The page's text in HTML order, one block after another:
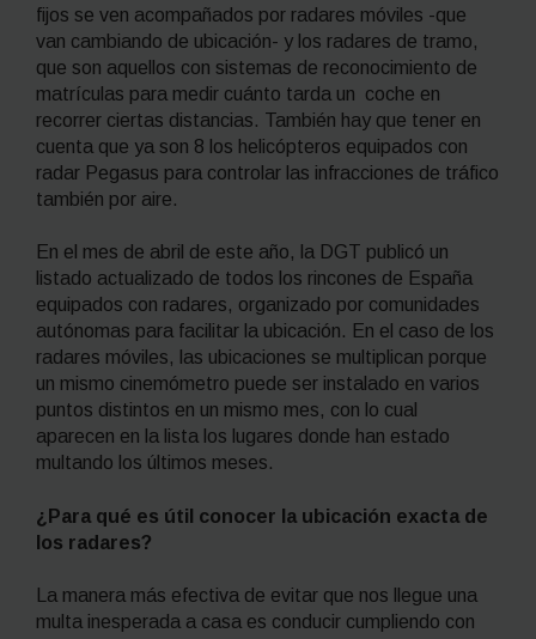
fijos se ven acompañados por radares móviles -que
van cambiando de ubicación- y los radares de tramo,
que son aquellos con sistemas de reconocimiento de
matrículas para medir cuánto tarda un coche en
recorrer ciertas distancias. También hay que tener en
cuenta que ya son 8 los helicópteros equipados con
radar Pegasus para controlar las infracciones de tráfico
también por aire.
En el mes de abril de este año, la DGT publicó un
listado actualizado de todos los rincones de España
equipados con radares, organizado por comunidades
autónomas para facilitar la ubicación. En el caso de los
radares móviles, las ubicaciones se multiplican porque
un mismo cinemómetro puede ser instalado en varios
puntos distintos en un mismo mes, con lo cual
aparecen en la lista los lugares donde han estado
multando los últimos meses.
¿Para qué es útil conocer la ubicación exacta de
los radares?
La manera más efectiva de evitar que nos llegue una
multa inesperada a casa es conducir cumpliendo con